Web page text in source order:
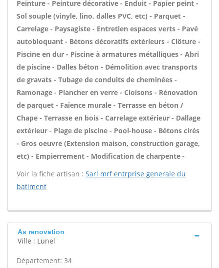
Peinture - Peinture décorative - Enduit - Papier peint -
Sol souple (vinyle, lino, dalles PVC, etc) - Parquet -
Carrelage - Paysagiste - Entretien espaces verts - Pavé
autobloquant - Bétons décoratifs extérieurs - Clôture -
Piscine en dur - Piscine à armatures métalliques - Abri
de piscine - Dalles béton - Démolition avec transports
de gravats - Tubage de conduits de cheminées -
Ramonage - Plancher en verre - Cloisons - Rénovation
de parquet - Faïence murale - Terrasse en béton /
Chape - Terrasse en bois - Carrelage extérieur - Dallage
extérieur - Plage de piscine - Pool-house - Bétons cirés
- Gros oeuvre (Extension maison, construction garage,
etc) - Empierrement - Modification de charpente -
Voir la fiche artisan : Sarl mrf entrprise generale du
batiment
As renovation
Ville : Lunel
Département: 34